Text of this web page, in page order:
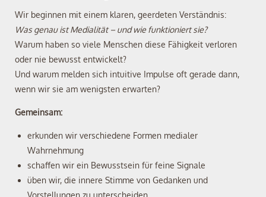
Wir beginnen mit einem klaren, geerdeten Verständnis:
Was genau ist Medialität – und wie funktioniert sie?
Warum haben so viele Menschen diese Fähigkeit verloren
oder nie bewusst entwickelt?
Und warum melden sich intuitive Impulse oft gerade dann,
wenn wir sie am wenigsten erwarten?
Gemeinsam:
erkunden wir verschiedene Formen medialer
Wahrnehmung
schaffen wir ein Bewusstsein für feine Signale
üben wir, die innere Stimme von Gedanken und
Vorstellungen zu unterscheiden